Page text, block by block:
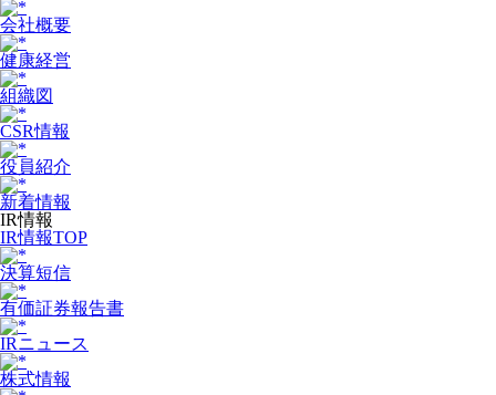
会社概要
健康経営
組織図
CSR情報
役員紹介
新着情報
IR情報
IR情報TOP
決算短信
有価証券報告書
IRニュース
株式情報